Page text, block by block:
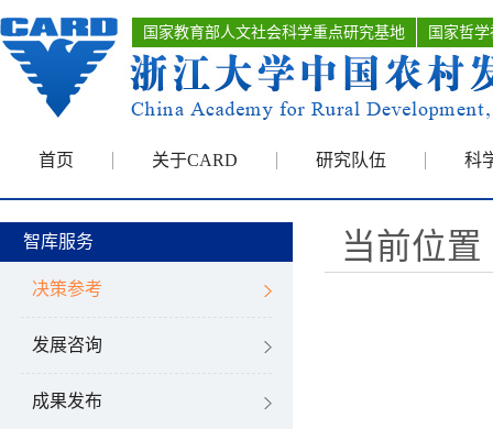
国家教育部人文社会科学重点研究基地 国家哲
首页 关于CARD 研究队伍 科
智库服务
决策参考
发展咨询
成果发布
当前位置